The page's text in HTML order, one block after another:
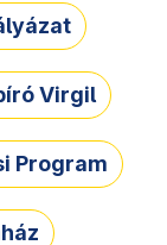
Virgil
Program